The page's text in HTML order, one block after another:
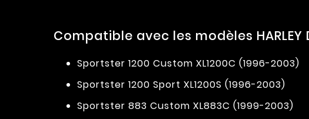
Compatible avec les modèles HARLEY
Sportster 1200 Custom XL1200C (1996-2003)
Sportster 1200 Sport XL1200S (1996-2003)
Sportster 883 Custom XL883C (1999-2003)